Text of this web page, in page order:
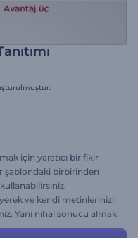
için yaratıcı bir fikir
şablondaki birbirinden
ve kendi metinlerinizi
Yani nihai sonucu almak
tamamen